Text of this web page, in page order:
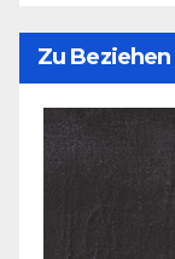
Zu Beziehen